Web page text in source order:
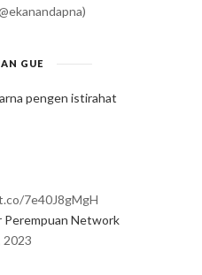
GUE
pengen istirahat
7e40J8gMgH
Perempuan Network
2023